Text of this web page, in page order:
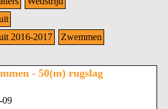
2016-2017
Zwemmen
- 50(m) rugslag
09